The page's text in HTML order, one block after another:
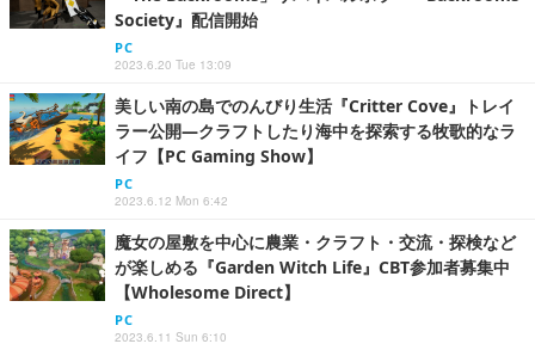
Society』配信開始
PC
2023.6.20 Tue 13:09
美しい南の島でのんびり生活『Critter Cove』トレイ
ラー公開―クラフトしたり海中を探索する牧歌的なラ
イフ【PC Gaming Show】
PC
2023.6.12 Mon 6:42
魔女の屋敷を中心に農業・クラフト・交流・探検など
が楽しめる『Garden Witch Life』CBT参加者募集中
【Wholesome Direct】
PC
2023.6.11 Sun 6:10